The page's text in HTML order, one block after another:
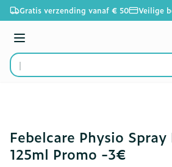
Ga naar de inhoud
Gratis verzending vanaf € 50 Veilige
Menu
Product, merk, categorie...
Febelcare Physio Spray
125ml Promo -3€